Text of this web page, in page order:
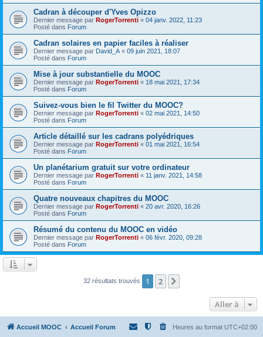
Cadran à découper d'Yves Opizzo
Dernier message par RogerTorrenti « 04 janv. 2022, 11:23
Posté dans Forum
Cadran solaires en papier faciles à réaliser
Dernier message par David_A « 09 juin 2021, 18:07
Posté dans Forum
Mise à jour substantielle du MOOC
Dernier message par RogerTorrenti « 18 mai 2021, 17:34
Posté dans Forum
Suivez-vous bien le fil Twitter du MOOC?
Dernier message par RogerTorrenti « 02 mai 2021, 14:50
Posté dans Forum
Article détaillé sur les cadrans polyédriques
Dernier message par RogerTorrenti « 01 mai 2021, 16:54
Posté dans Forum
Un planétarium gratuit sur votre ordinateur
Dernier message par RogerTorrenti « 11 janv. 2021, 14:58
Posté dans Forum
Quatre nouveaux chapitres du MOOC
Dernier message par RogerTorrenti « 20 avr. 2020, 16:26
Posté dans Forum
Résumé du contenu du MOOC en vidéo
Dernier message par RogerTorrenti « 06 févr. 2020, 09:28
Posté dans Forum
32 résultats trouvés 1 2
Aller à
Accueil MOOC Accueil Forum Heures au format UTC+02:00